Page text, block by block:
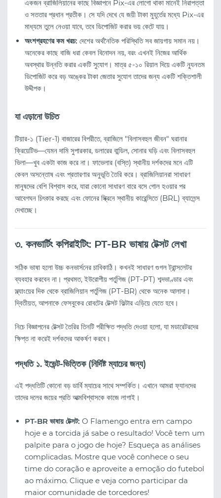
একজন ব্রাজিলিয়ানের কাছে বিজ্ঞাপনে Pix-এর লোগো থাকা মানেই নিরাপত্তা
ও সততার প্রধান প্রতীক। সে যদি দেখে যে জয়ী টাকা মুহূর্তের মধ্যে Pix-এর
মাধ্যমে তুলে নেওয়া যাবে, তবে ডিপোজিট করার ভয় কেটে যায়।
অংশগ্রহণের কম খরচ: দেশের অর্থনৈতিক পরিস্থিতি সব জায়গায় সমান নয়।
অনেকের কাছে বাজি ধরা কেবল বিনোদন নয়, বরং এখনই নিজের আর্থিক
অবস্থার উন্নতি করার একটি সুযোগ। মাত্র ৫-১০ রিয়াল দিয়ে একটি ন্যূনতম
ডিপোজিট করে বড় অঙ্কের টাকা জেতার সুযোগ তাদের জন্য একটি শক্তিশালী
উদ্দীপক।
যা এড়ানো উচিত
টিয়ার-১ (Tier-1) বাজারের বিপরীতে, ব্রাজিলে "বিলাসবহুল জীবন" ঘরানার
ক্রিয়েটিভ—যেমন দামি সুপারকার, ডলারের বান্ডিল, সোনার ঘড়ি এবং বিলাসবহুল
ভিলা—খুব একটা কাজ করে না। ফাভেলার (বস্তি) স্থানীয় দর্শকদের মনে এটি
কেবল অসন্তোষ এবং প্রতারণার অনুভূতি তৈরি করে। ব্রাজিলিয়ানরা সাধারণ
মানুষদের বেশি বিশ্বাস করে, যারা কোনো সাধারণ বারে বসে গোল হওয়ার পর
আবেগঘন চিৎকার করছে এবং ফোনের স্ক্রিনে স্থানীয় কারেন্সিতে (BRL) ব্যালেন্স
দেখাচ্ছে।
৩. কনভার্টিং কপিরাইটিং: PT-BR ভাষায় টেক্সট লেখা
সঠিক ভাষা হলো উচ্চ কনভার্সনের চাবিকাঠি। কখনই সাধারণ গুগল ট্রান্সলেটর
ব্যবহার করবেন না। প্রথমত, ইউরোপীয় পর্তুগিজ (PT-PT) শব্দভাণ্ডার এবং
স্ল্যাংয়ের দিক থেকে ব্রাজিলিয়ান পর্তুগিজ (PT-BR) থেকে অনেক আলাদা।
দ্বিতীয়ত, আপনাকে ফেসবুকের রোবটের টেক্সট ফিল্টার এড়িয়ে যেতে হবে।
নিচে বিজ্ঞাপনের টেক্সট তৈরির তিনটি পরীক্ষিত পদ্ধতি দেওয়া হলো, যা মডারেটরদের
ক্ষিপ্ত না করেই দর্শকদের আকর্ষণ করবে।
পদ্ধতি ১. ইভেন্ট-ভিত্তিক (নির্দিষ্ট ম্যাচের জন্য)
এই পদ্ধতিটি কোনো বড় ডার্বি ম্যাচের সাথে সম্পর্কিত। এখানে আমরা ফ্যানদের
তাদের দলের জয়ের প্রতি আত্মবিশ্বাসকে কাজে লাগাই।
PT-BR ভাষায় টেক্সট: O Flamengo entra em campo
hoje e a torcida já sabe o resultado! Você tem um
palpite para o jogo de hoje? Esqueça as análises
complicadas. Mostre que você conhece o seu
time do coração e aproveite a emoção do futebol
ao máximo. Clique e veja como participar da
maior comunidade de torcedores!